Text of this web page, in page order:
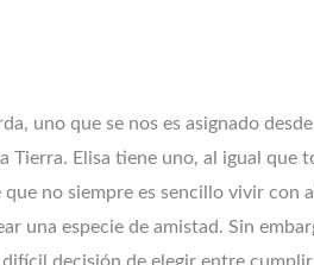
uno que se nos es asignado
Elisa tiene uno, al igual que
no siempre es sencillo vivir con
una especie de amistad. Sin